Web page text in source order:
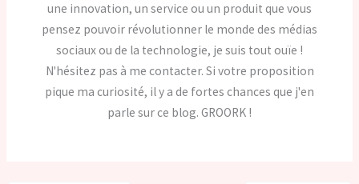
une innovation, un service ou un produit que vous
pensez pouvoir révolutionner le monde des médias
sociaux ou de la technologie, je suis tout ouïe !
N'hésitez pas à me contacter. Si votre proposition
pique ma curiosité, il y a de fortes chances que j'en
parle sur ce blog. GROORK !